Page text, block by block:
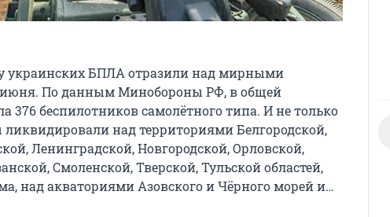
украинских БПЛА отразили над мирными
июня. По данным Минобороны РФ, в общей
беспилотников самолётного типа. И не только
над территориями Белгородской,
Ленинградской, Новгородской, Орловской,
Смоленской, Тверской, Тульской областей,
над акваториями Азовского и Чёрного морей и…